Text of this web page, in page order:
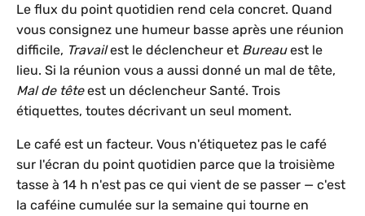
Le flux du point quotidien rend cela concret. Quand
vous consignez une humeur basse après une réunion
difficile, Travailest le déclencheur et Bureauest le
lieu. Si la réunion vous a aussi donné un mal de tête,
Mal de têteest un déclencheur Santé. Trois
étiquettes, toutes décrivant un seul moment.
Le café est un facteur. Vous n'étiquetez pas le café
sur l'écran du point quotidien parce que la troisième
tasse à 14 h n'est pas ce qui vient de se passer — c'est
la caféine cumulée sur la semaine qui tourne en